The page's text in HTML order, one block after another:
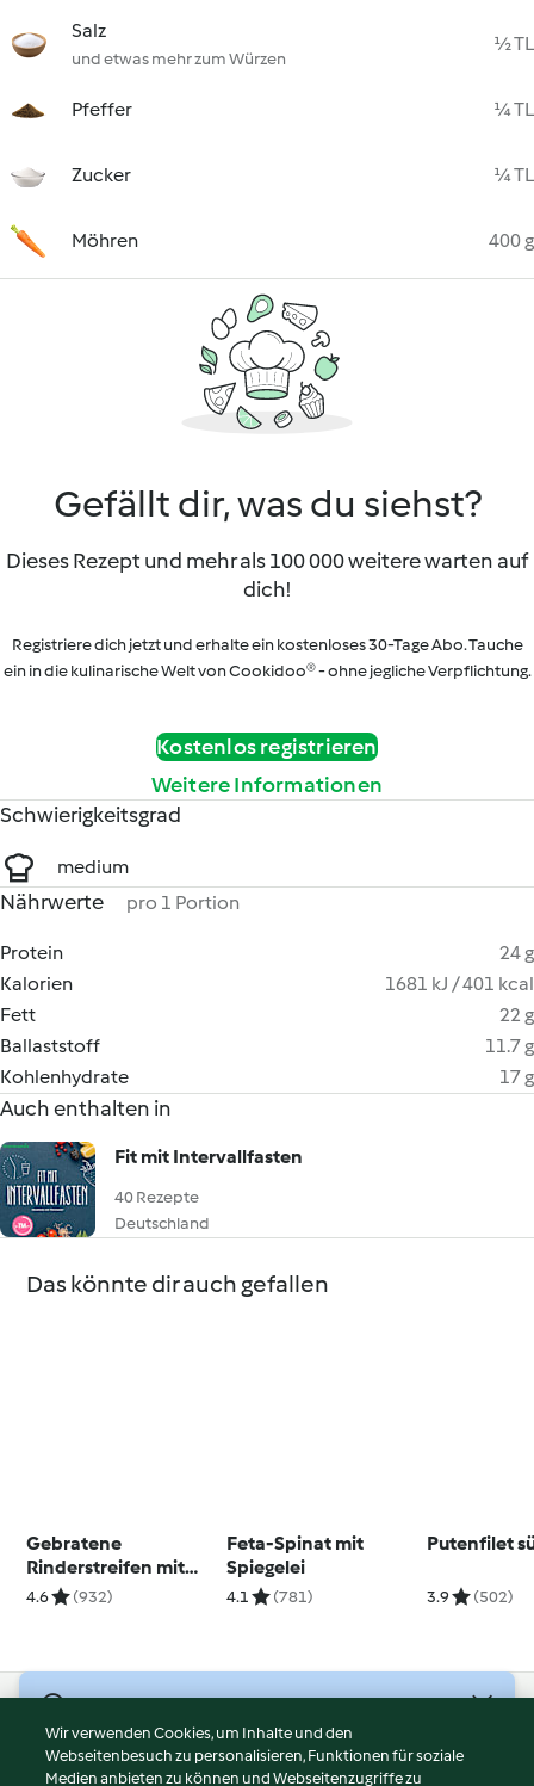
Salz
und etwas mehr zum Würzen
½ TL
Pfeffer ¼ TL
Zucker ¼ TL
Möhren 400 g
Gefällt dir, was du siehst?
Dieses Rezept und mehr als 100 000 weitere warten auf
dich!
Registriere dich jetzt und erhalte ein kostenloses 30-Tage Abo. Tauche
ein in die kulinarische Welt von Cookidoo® - ohne jegliche Verpflichtung.
Kostenlos registrieren
Weitere Informationen
Schwierigkeitsgrad
medium
Nährwerte pro 1 Portion
Protein
24 g
Kalorien
1681 kJ / 401 kcal
Fett
22 g
Ballaststoff
11.7 g
Kohlenhydrate
17 g
Auch enthalten in
Fit mit Intervallfasten
40 Rezepte
Deutschland
Das könnte dir auch gefallen
Gebratene
Rinderstreifen mit
Gemüse und Feta
4.6 (932)
Feta-Spinat mit
Spiegelei
4.1 (781)
Putenfilet
3.9 (502)
Nutzungsbedingungen
Wir verwenden Cookies, um Inhalte und den
Webseitenbesuch zu personalisieren, Funktionen für soziale
Medien anbieten zu können und Webseitenzugriffe zu